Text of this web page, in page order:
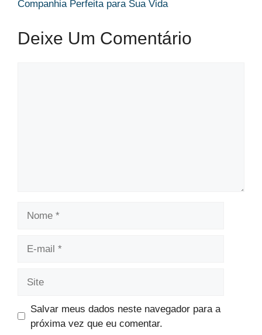
Companhia Perfeita para Sua Vida
Deixe Um Comentário
Salvar meus dados neste navegador para a
próxima vez que eu comentar.